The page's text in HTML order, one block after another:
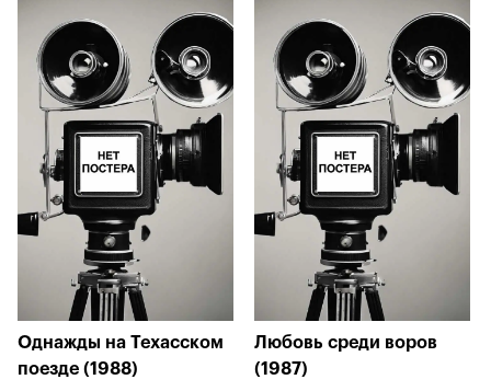
Однажды на Техасском
поезде (1988)
Любовь среди воров
(1987)